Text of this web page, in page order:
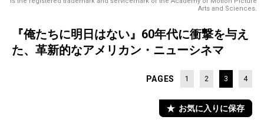
Arts and Sciences.
『俺たちに明日はない』60年代に衝撃を与え
た、革新的なアメリカン・ニューシネマ
PAGES 1 2 3 4
お気に入りに保存